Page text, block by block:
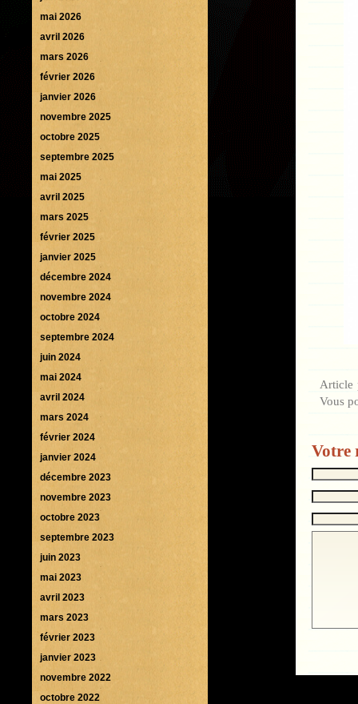
Article
Vous
Votre
mai 2026
avril 2026
mars 2026
février 2026
janvier 2026
novembre 2025
octobre 2025
septembre 2025
mai 2025
avril 2025
mars 2025
février 2025
janvier 2025
décembre 2024
novembre 2024
octobre 2024
septembre 2024
juin 2024
mai 2024
avril 2024
mars 2024
février 2024
janvier 2024
décembre 2023
novembre 2023
octobre 2023
septembre 2023
juin 2023
mai 2023
avril 2023
mars 2023
février 2023
janvier 2023
novembre 2022
octobre 2022